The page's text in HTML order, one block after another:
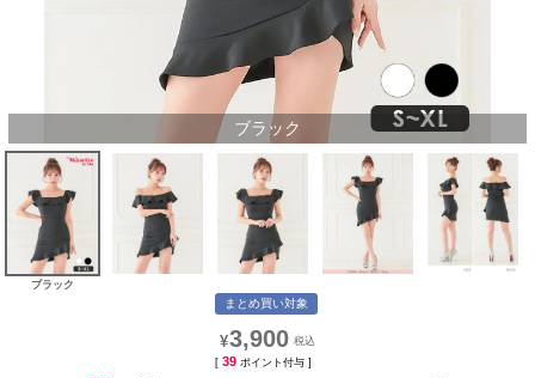
ブラック
ブラック
まとめ買い対象
¥3,900
[ 39 ポイント付与 ]